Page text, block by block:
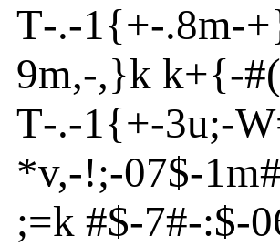
T-.-1{+-.8m-
9m,-,}k k+{-
T-.-1{+-3u;-W
*v,-!;-07$-1m#
;=k #$-7#-:$-